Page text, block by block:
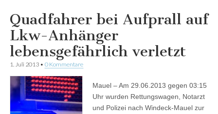
Quadfahrer bei Aufprall auf
Lkw-Anhänger
lebensgefährlich verletzt
1. Juli 2013 • 0 Kommentare
Mauel – Am 29.06.2013 gegen 03:15
Uhr wurden Rettungswagen, Notarzt
und Polizei nach Windeck-Mauel zur